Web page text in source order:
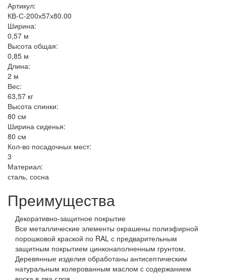
Артикул:
КВ-С-200х57х80.00
Ширина:
0,57 м
Высота общая:
0,85 м
Длина:
2 м
Вес:
63,57 кг
Высота спинки:
80 см
Ширина сиденья:
80 см
Кол-во посадочных мест:
3
Материал:
сталь, сосна
Преимущества
Декоративно-защитное покрытие
Все металлические элементы окрашены полиэфирной
порошковой краской по RAL с предварительным
защитным покрытием цинконаполненным грунтом.
Деревянные изделия обработаны антисептическим
натуральным колерованным маслом с содержанием